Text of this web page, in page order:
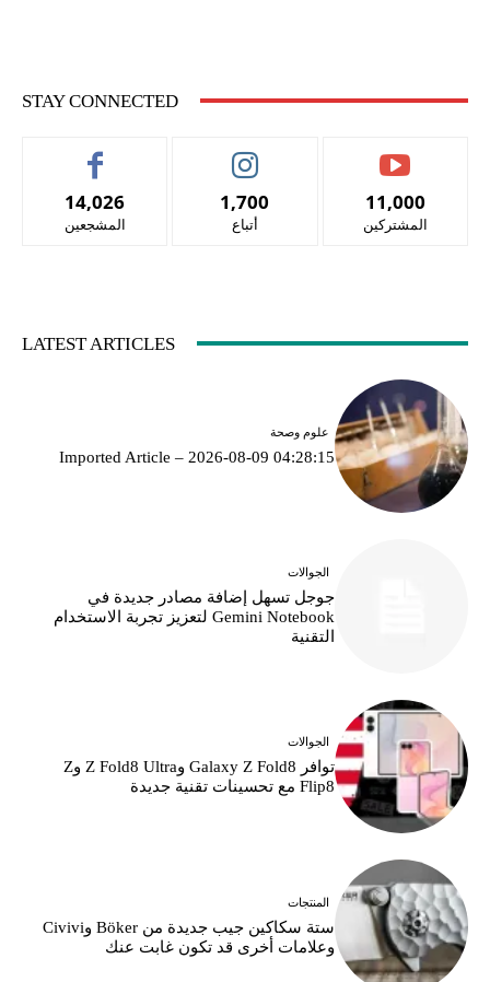
STAY CONNECTED
14,026
المشجعين
1,700
أتباع
11,000
المشتركين
LATEST ARTICLES
علوم وصحة
Imported Article – 2026-08-09 04:28:15
الجوالات
جوجل تسهل إضافة مصادر جديدة في
Gemini Notebook لتعزيز تجربة الاستخدام
التقنية
الجوالات
توافر Galaxy Z Fold8 وZ Fold8 Ultra وZ
Flip8 مع تحسينات تقنية جديدة
المنتجات
ستة سكاكين جيب جديدة من Böker وCivivi
وعلامات أخرى قد تكون غابت عنك